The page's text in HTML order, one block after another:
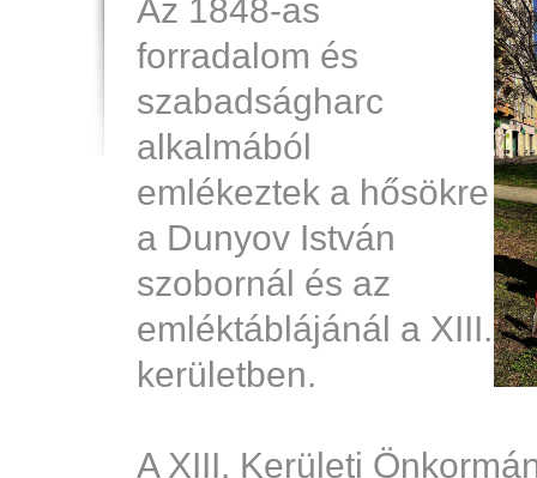
Az 1848-as
forradalom és
szabadságharc
alkalmából
emlékeztek a hősökre
a Dunyov István
szobornál és az
emléktáblájánál a XIII.
kerületben.
A XIII. Kerületi